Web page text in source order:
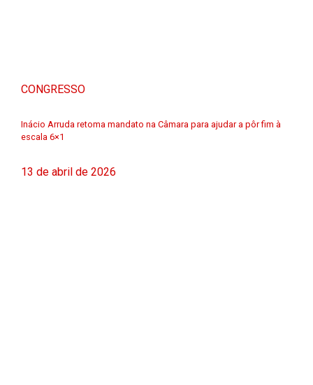
CONGRESSO
Inácio Arruda retoma mandato na Câmara para ajudar a pôr fim à
escala 6×1
13 de abril de 2026